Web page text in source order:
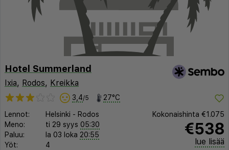
Hotel Summerland
Ixia, Rodos, Kreikka
3,4/5 27°C
Lennot: Helsinki - Rodos
Meno:
ti 29 syys 05:30
Paluu:
la 03 loka 20:55
Yöt:
4
Kokonaishinta €1.075
€538
lue lisää